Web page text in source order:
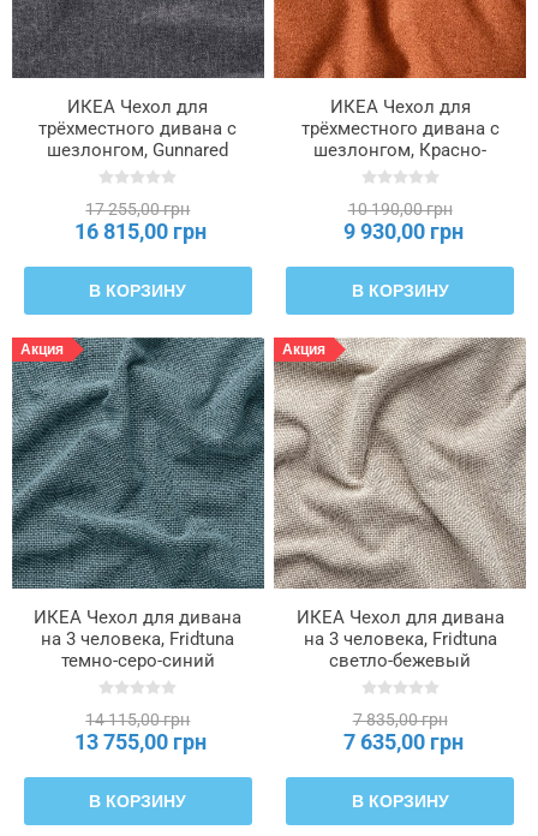
ИКЕА Чехол для
трёхместного дивана с
шезлонгом, Gunnared
средне-серый цвет
206.171.72
17 255,00 грн
16 815,00 грн
В КОРЗИНУ
ИКЕА Чехол для
трёхместного дивана с
шезлонгом, Красно-
коричневый тонер
506.076.09
10 190,00 грн
9 930,00 грн
В КОРЗИНУ
Акция
ИКЕА Чехол для дивана
на 3 человека, Fridtuna
темно-серо-синий
SALTSJÖBADEN,
14 115,00 грн
13 755,00 грн
В КОРЗИНУ
Акция
ИКЕА Чехол для дивана
на 3 человека, Fridtuna
светло-бежевый
SALTSJÖBADEN,
7 835,00 грн
7 635,00 грн
В КОРЗИНУ